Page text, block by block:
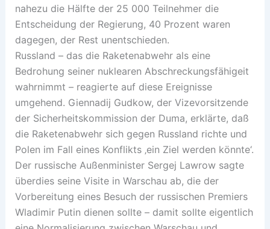
nahezu die Hälfte der 25 000 Teilnehmer die
Entscheidung der Regierung, 40 Prozent waren
dagegen, der Rest unentschieden.
Russland – das die Raketenabwehr als eine
Bedrohung seiner nuklearen Abschreckungsfähigeit
wahrnimmt – reagierte auf diese Ereignisse
umgehend. Giennadij Gudkow, der Vizevorsitzende
der Sicherheitskommission der Duma, erklärte, daß
die Raketenabwehr sich gegen Russland richte und
Polen im Fall eines Konflikts ‚ein Ziel werden könnte‘.
Der russische Außenminister Sergej Lawrow sagte
überdies seine Visite in Warschau ab, die der
Vorbereitung eines Besuch der russischen Premiers
Wladimir Putin dienen sollte – damit sollte eigentlich